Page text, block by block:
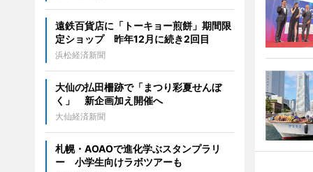
遠鉄百貨店に「トーキョー煎餅」期間限
定ショップ 昨年12月に続き2回目
浜松経済新聞
大仙の払田柵跡で「まつり彩夏せんぼ
く」 新企画加え開催へ
大仙経済新聞
札幌・AOAOで進化学ぶスタンプラリ
ー 小学生向けラボツアーも